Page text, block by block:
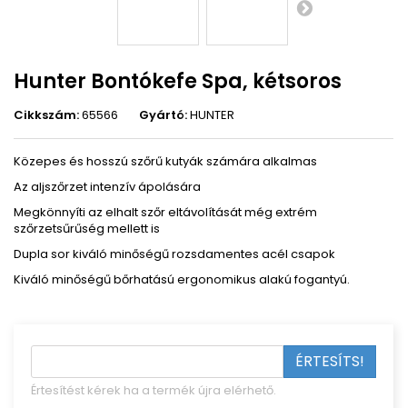
Hunter Bontókefe Spa, kétsoros
Cikkszám:65566 Gyártó:HUNTER
Közepes és hosszú szőrű kutyák számára alkalmas
Az aljszőrzet intenzív ápolására
Megkönnyíti az elhalt szőr eltávolítását még extrém
szőrzetsűrűség mellett is
Dupla sor kiváló minőségű rozsdamentes acél csapok
Kiváló minőségű bőrhatású ergonomikus alakú fogantyú.
ÉRTESÍTS!
Értesítést kérek ha a termék újra elérhető.